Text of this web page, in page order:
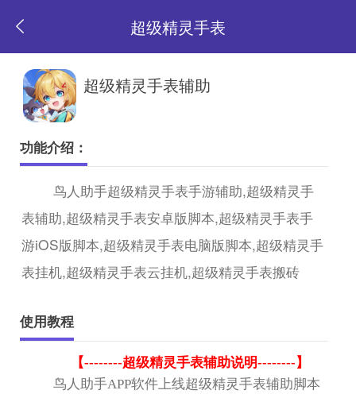
超级精灵手表
返
页
超级精灵手表辅助
功能介绍：
鸟人助手超级精灵手表手游辅助,超级精灵手
表辅助,超级精灵手表安卓版脚本,超级精灵手表手
游iOS版脚本,超级精灵手表电脑版脚本,超级精灵手
表挂机,超级精灵手表云挂机,超级精灵手表搬砖
使用教程
【--------超级精灵手表辅助说明--------】
鸟人助手APP软件上线超级精灵手表辅助脚本